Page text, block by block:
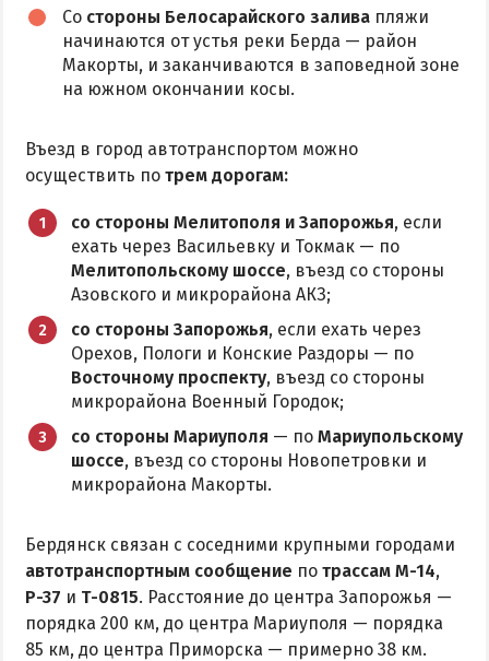
ДОСТОПРИМЕЧАТЕЛЬНОСТИ
Памятники и скульптуры
Бердянские маяки
ЭКСКУРСИИ И МАРШРУТЫ
Острова Дзендзик
Приазовский природный парк
ПРОЕЗД
Маршрутки
РЕКОМЕНДАЦИИ ПО ВЫБОРУ ЖИЛЬЯ
Отдых с детьми
Отдых в мае и на майские
Отдых в сентябре
Отдых зимой и в межсезонье
Со стороны Белосарайского залива пляжи
начинаются от устья реки Берда — район
Макорты, и заканчиваются в заповедной зоне
на южном окончании косы.
Въезд в город автотранспортом можно
осуществить по трем дорогам:
со стороны Мелитополя и Запорожья, если
ехать через Васильевку и Токмак — по
Мелитопольскому шоссе, въезд со стороны
Азовского и микрорайона АКЗ;
со стороны Запорожья, если ехать через
Орехов, Пологи и Конские Раздоры — по
Восточному проспекту, въезд со стороны
микрорайона Военный Городок;
со стороны Мариуполя — по Мариупольскому
шоссе, въезд со стороны Новопетровки и
микрорайона Макорты.
Бердянск связан с соседними крупными городами
автотранспортным сообщение по трассам М-14,
Р-37 и Т-0815. Расстояние до центра Запорожья —
порядка 200 км, до центра Мариуполя — порядка
85 км, до центра Приморска — примерно 38 км.